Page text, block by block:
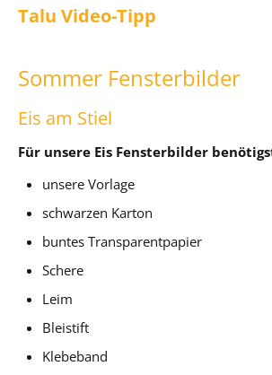
Talu Video-Tipp
Sommer Fensterbilder
Eis am Stiel
Für unsere Eis Fensterbilder
unsere Vorlage
schwarzen Karton
buntes Transparentpapier
Schere
Leim
Bleistift
Klebeband